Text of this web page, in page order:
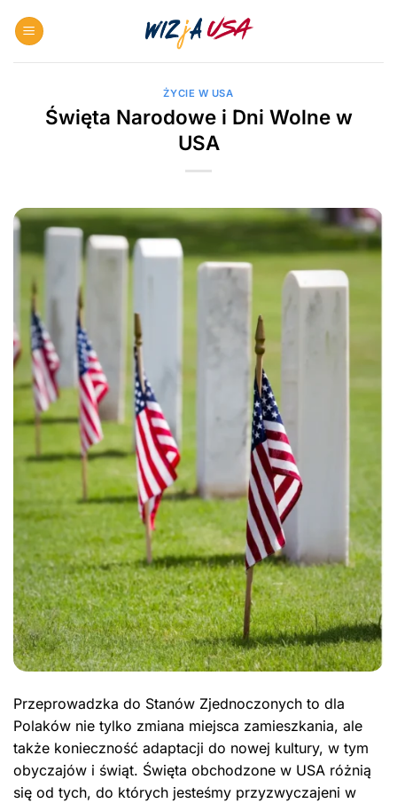
ŻYCIE W USA
Święta Narodowe i Dni Wolne w
USA
Przeprowadzka do Stanów Zjednoczonych to dla
Polaków nie tylko zmiana miejsca zamieszkania, ale
także konieczność adaptacji do nowej kultury, w tym
obyczajów i świąt. Święta obchodzone w USA różnią
się od tych, do których jesteśmy przyzwyczajeni w